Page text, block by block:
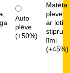
Auto
plēve
(+50%)
Matēta
plēve
ar ļoti
stipru
līmi
(+45%)